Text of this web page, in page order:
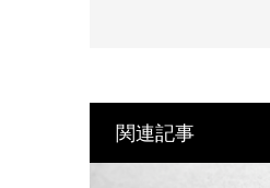
関連記事